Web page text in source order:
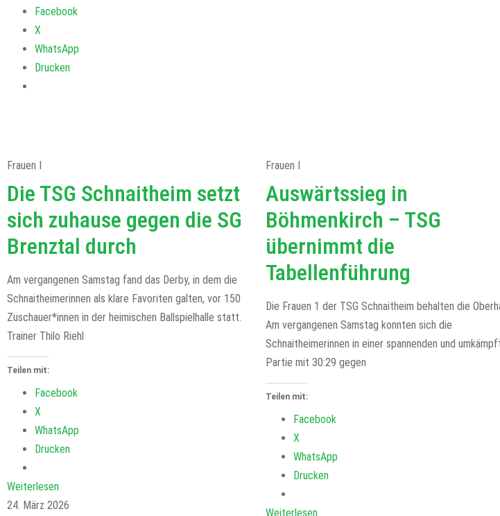
Facebook
X
WhatsApp
Drucken
Frauen I
Die TSG Schnaitheim setzt
sich zuhause gegen die SG
Brenztal durch
Am vergangenen Samstag fand das Derby, in dem die
Schnaitheimerinnen als klare Favoriten galten, vor 150
Zuschauer*innen in der heimischen Ballspielhalle statt.
Trainer Thilo Riehl
Teilen mit:
Facebook
X
WhatsApp
Drucken
Weiterlesen
24. März 2026
Frauen I
Auswärtssieg in
Böhmenkirch – TSG
übernimmt die
Tabellenführung
Die Frauen 1 der TSG Schnaitheim behalten die
Am vergangenen Samstag konnten sich die
Schnaitheimerinnen in einer spannenden und
Partie mit 30:29 gegen
Teilen mit:
Facebook
X
WhatsApp
Drucken
Weiterlesen